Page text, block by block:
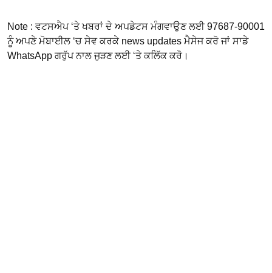
Note : ਵਟਸਐਪ ‘ਤੇ ਖਬਰਾਂ ਦੇ ਅਪਡੇਟਸ ਮੰਗਵਾਉਣ ਲਈ 97687-90001
ਨੂੰ ਅਪਣੇ ਮੋਬਾਈਲ ‘ਚ ਸੇਵ ਕਰਕੇ news updates ਮੈਸੇਜ ਕਰੋ ਜਾਂ ਸਾਡੇ
WhatsApp ਗਰੁੱਪ ਨਾਲ ਜੁੜਣ ਲਈ ‘ਤੇ ਕਲਿੱਕ ਕਰੋ।